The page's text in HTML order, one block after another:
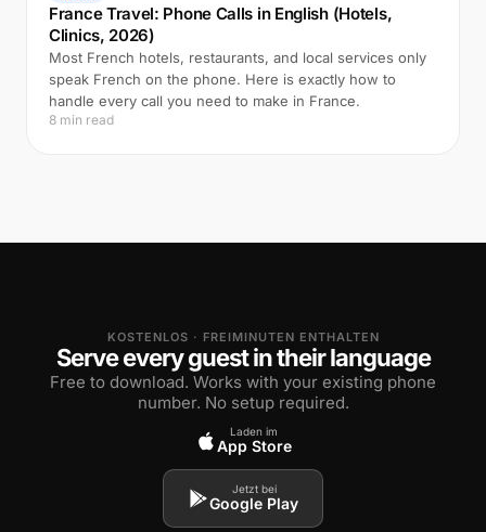
France Travel: Phone Calls in English (Hotels,
Clinics, 2026)
Most French hotels, restaurants, and local services only
speak French on the phone. Here is exactly how to
handle every call you need to make in France.
8 min read
KOSTENLOS · FREIMINUTEN ENTHALTEN
Serve every guest in their language
Free to download. Works with your existing phone
number. No setup required.
Laden im
App Store
Jetzt bei
Google Play